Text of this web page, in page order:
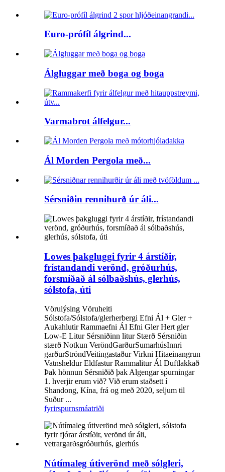
Euro-prófíl álgrind...
Álgluggar með boga og boga
Varmabrot álfelgur...
Ál Morden Pergola með...
Sérsniðin rennihurð úr áli...
Lowes þakgluggi fyrir 4 árstíðir,
frístandandi verönd, gróðurhús,
forsmíðað ál sólbaðshús, glerhús,
sólstofa, úti
Vörulýsing Vöruheiti
Sólstofa/Sólstofa/glerherbergi Efni Ál + Gler +
Aukahlutir Rammaefni Ál Efni Gler Hert gler
Low-E Litur Sérsniðinn litur Stærð Sérsniðin
stærð Notkun VeröndGarðurSumarhúsInnri
garðurStröndVeitingastaður Virkni Hitaeinangrun
Vatnsheldur Eldfastur Rammalitur Ál Duftlakkað
Þak hönnun Sérsniðið þak Algengar spurningar
1. hverjir erum við? Við erum staðsett í
Shandong, Kína, frá og með 2020, seljum til
Suður ...
fyrirspurnsmáatriði
Nútímaleg útiverönd með sólgleri,